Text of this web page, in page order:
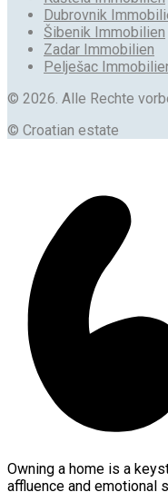
Dubrovnik
Šibenik Immobilien
Zadar Immobilien
Pelješac
© 2026. Alle Rechte
© Croatian estate
Owning a home is a
affluence and emotional